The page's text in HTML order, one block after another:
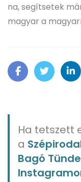
na, segítsetek
magyar a
Ha tetszett
a
Bagó